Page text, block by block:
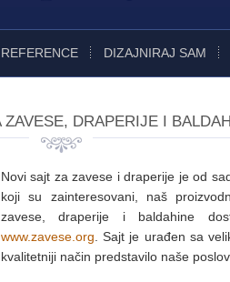
REFERENCE DIZAJNIRAJ SAM
DRAPERIJE I
Novi sajt za zavese i draperije je od
koji su zainteresovani, naš
zavese, draperije i baldahine
www.zavese.org . Sajt je urađen sa
kvalitetniji način predstavilo naše